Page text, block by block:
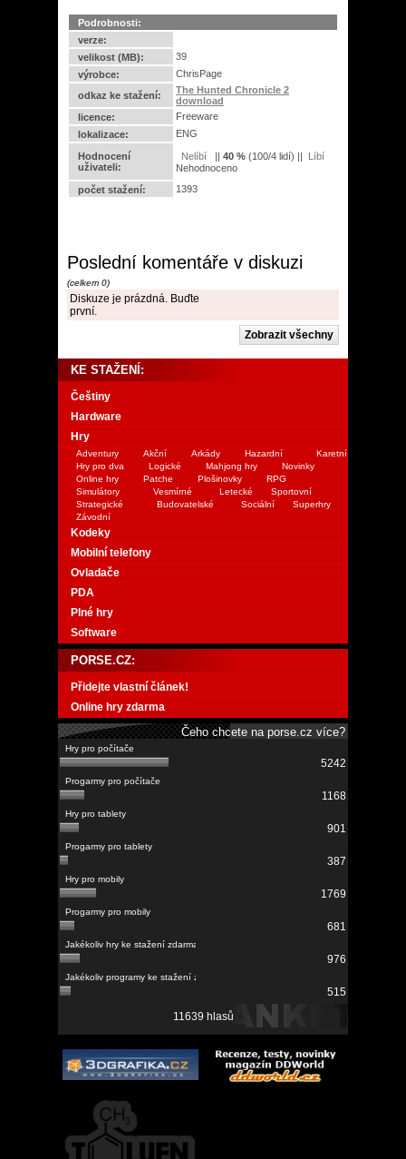
Podrobnosti:
verze:
velikost (MB):
39
výrobce:
ChrisPage
odkaz ke stažení:
The Hunted Chronicle 2
download
licence:
Freeware
lokalizace:
ENG
Hodnocení
uživateli:
|| 40 % (100/4 lidí) ||
Nehodnoceno
počet stažení:
1393
Poslední komentáře v diskuzi
(celkem 0)
Diskuze je prázdná. Buďte
první.
KE STAŽENÍ:
Češtiny
Hardware
Hry
Adventury Akční Arkády Hazardní
Karetní
Hry pro dva
Logické Mahjong hry
Novinky
Online hry
Patche Plošinovky
RPG
Simulátory
Vesmírné Letecké
Sportovní
Strategické
Budovatelské Sociální
Superhry
Závodní
Kodeky
Mobilní telefony
Ovladače
PDA
Plné hry
Software
PORSE.CZ:
Přidejte vlastní článek!
Online hry zdarma
Čeho chcete na porse.cz více?
5242
1168
901
387
1769
681
976
515
11639 hlasů